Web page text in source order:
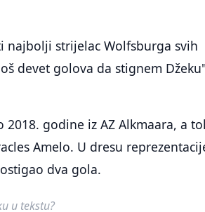
najbolji strijelac Wolfsburga svih
devet golova da stignem
godine iz AZ Alkmaara, a
Amelo. U dresu
dva gola.
u tekstu?